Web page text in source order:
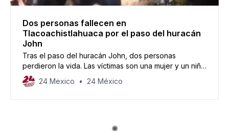
Dos personas fallecen en
Tlacoachistlahuaca por el paso del huracán
John
Tras el paso del huracán John, dos personas
perdieron la vida. Las víctimas son una mujer y un niño
de 10 años de edad.
24 Mexico 24 México